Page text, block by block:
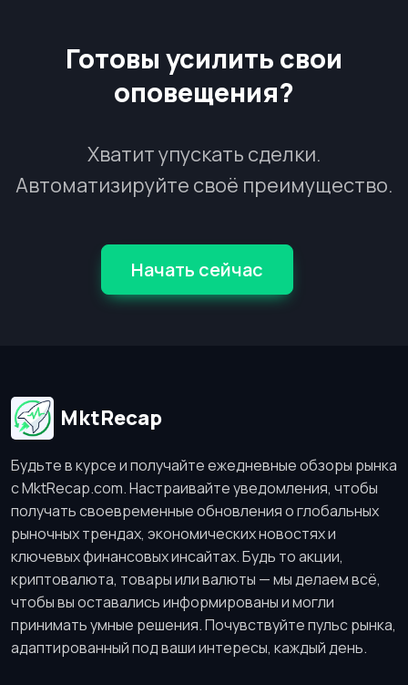
Готовы усилить свои
оповещения?
Хватит упускать сделки.
Автоматизируйте своё преимущество.
Начать сейчас
MktRecap
Будьте в курсе и получайте ежедневные обзоры рынка
с MktRecap.com. Настраивайте уведомления, чтобы
получать своевременные обновления о глобальных
рыночных трендах, экономических новостях и
ключевых финансовых инсайтах. Будь то акции,
криптовалюта, товары или валюты — мы делаем всё,
чтобы вы оставались информированы и могли
принимать умные решения. Почувствуйте пульс рынка,
адаптированный под ваши интересы, каждый день.